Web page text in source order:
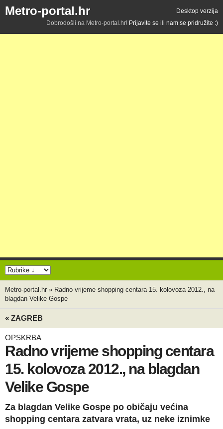
Metro-portal.hr
Desktop verzija
Dobrodošli na Metro-portal.hr! Prijavite se ili nam se pridružite :)
Metro-portal.hr » Radno vrijeme shopping centara 15. kolovoza 2012., na
blagdan Velike Gospe
« ZAGREB
OPSKRBA
Radno vrijeme shopping centara
15. kolovoza 2012., na blagdan
Velike Gospe
Za blagdan Velike Gospe po običaju većina
shopping centara zatvara vrata, uz neke iznimke